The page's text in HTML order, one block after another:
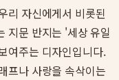
리 자신에게서 비롯된
지문 반지는 '세상 유일
여주는 디자인입니다.
프나 사랑을 속삭이는